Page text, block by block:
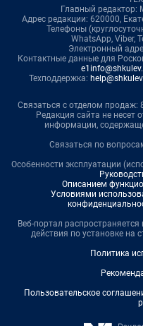
Главный редактор:
Адрес редакции: 620000,
Телефоны
WhatsApp, Viber,
Электронный
Контактные данные для
Техподдержка:
Связаться с отделом продаж:
Редакция сайта не несет
информации,
Связаться по
Особенности эксплуатации
Описанием
Условиями
Веб-портал
действия по установке на
Политика
Пользовательское